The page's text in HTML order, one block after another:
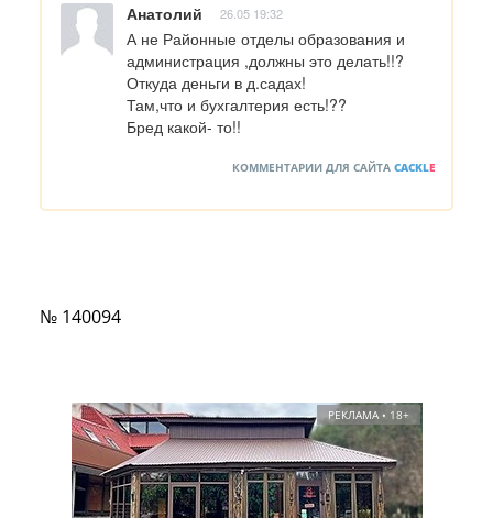
Анатолий 26.05 19:32
А не Районные отделы образования и
администрация ,должны это делать!!?
Откуда деньги в д.садах!
Там,что и бухгалтерия есть!??
Бред какой- то!!
КОММЕНТАРИИ ДЛЯ САЙТА CACKLE
№ 140094
РЕКЛАМА • 18+